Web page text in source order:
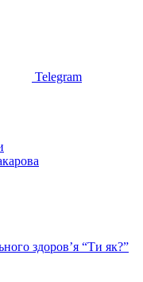
Telegram
здоров’я “Ти як?”